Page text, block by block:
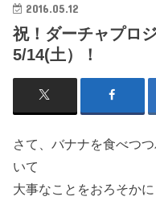
2016.05.12
祝！ダーチャプロ
5/14(土）！
さて、バナナを食べつ
いて
大事なことをおろそかに